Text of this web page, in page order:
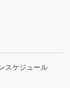
スケジュール